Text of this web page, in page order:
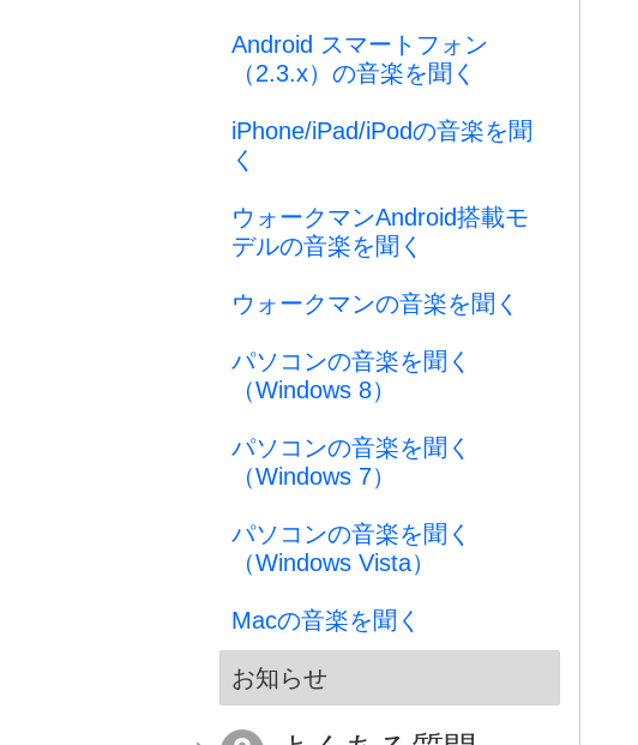
Android スマートフォン
（2.3.x）の音楽を聞く
iPhone/iPad/iPodの音楽を聞
く
ウォークマンAndroid搭載モ
デルの音楽を聞く
ウォークマンの音楽を聞く
パソコンの音楽を聞く
（Windows 8）
パソコンの音楽を聞く
（Windows 7）
パソコンの音楽を聞く
（Windows Vista）
Macの音楽を聞く
お知らせ